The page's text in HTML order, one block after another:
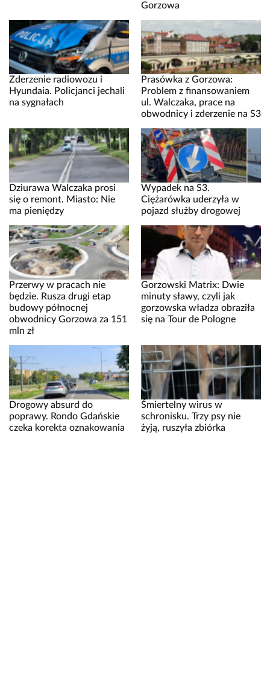
Gorzowa
Zderzenie radiowozu i
Hyundaia. Policjanci jechali
na sygnałach
Prasówka z Gorzowa:
Problem z finansowaniem
ul. Walczaka, prace na
obwodnicy i zderzenie na S3
Dziurawa Walczaka prosi
się o remont. Miasto: Nie
ma pieniędzy
Wypadek na S3.
Ciężarówka uderzyła w
pojazd służby drogowej
Przerwy w pracach nie
będzie. Rusza drugi etap
budowy północnej
obwodnicy Gorzowa za 151
mln zł
Gorzowski Matrix: Dwie
minuty sławy, czyli jak
gorzowska władza obraziła
się na Tour de Pologne
Drogowy absurd do
poprawy. Rondo Gdańskie
czeka korekta oznakowania
Śmiertelny wirus w
schronisku. Trzy psy nie
żyją, ruszyła zbiórka